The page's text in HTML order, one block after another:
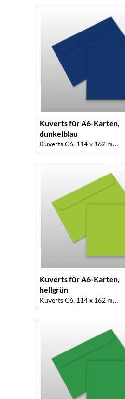
Kuverts für A6-Karten,
dunkelblau
Kuverts C6, 114 x 162 mm, Farbe dunkelblau
Kuverts für A6-Karten,
hellgrün
Kuverts C6, 114 x 162 mm, Farbe hellgrün